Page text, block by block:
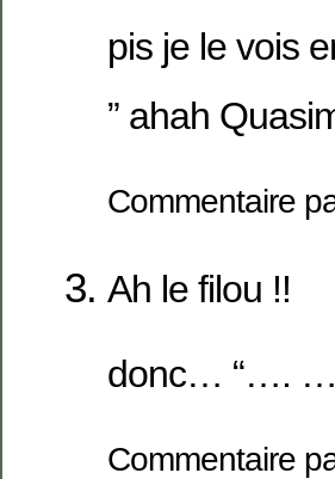
pis je le vois
” ahah
Commentaire
Ah le filou !!
donc… “….
Commentaire